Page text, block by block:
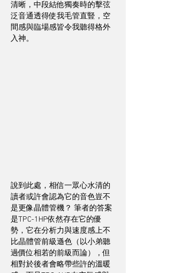
清晰，中段結他獨奏時的擊弦
泛音通透得使我毛管直豎，空
間感與臨場感皆令我聽得格外
入神。
說到此處，相信一眾心水清的
讀者或許會認為它的音色豈不
是更像晶體管機？ 筆者的答案
是TPC-1HP依然存在它的優
勢，它在分析力與速度感上不
比晶體管前級遜色（以小弟聽
過價位相若的前級而論），但
相對於後者會略帶些許的溫暖